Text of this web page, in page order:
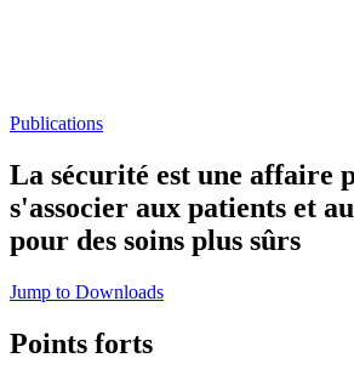
Publications
La sécurité est une affaire
s'associer aux patients et
pour des soins plus sûrs
Jump to Downloads
Points forts